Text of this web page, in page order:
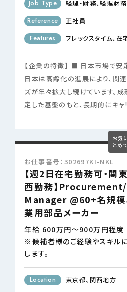
Job Type
経理・財務 経理財
Reference
正社員
Features
フレックスタイム 在
【企業の特徴】 ■ 日本市場で安
日本は高齢化の進展により、関
ズが年々拡大し続けています。
定した基盤のもと、長期的にキ
お仕事番号：302697KI-NKL
【週2日在宅勤務可・関
西勤務】
Manager @60+名規模
業用部品メーカー
年給 600万円～900万円程度
※候補者様のご経験やスキル
します。
Location 東京都 関西地方